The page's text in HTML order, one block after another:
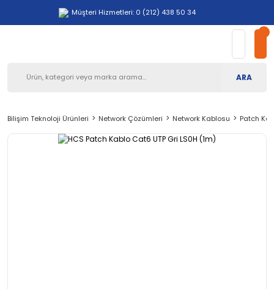
Müşteri Hizmetleri: 0 (212) 438 50 34
ARA
Bilişim Teknoloji Ürünleri Network Çözümleri Network Kablosu Patch